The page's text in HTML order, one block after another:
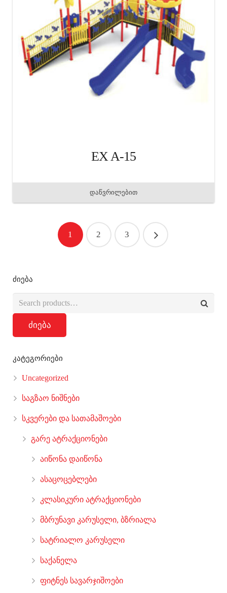
EX A-15
დაწვრილებით
1 2 3
ძიება
ძიება
კატეგორიები
Uncategorized
საგზაო ნიშნები
სკვერები და სათამაშოები
გარე ატრაქციონები
აიწონა დაიწონა
ასაცოცებლები
კლასიკური ატრაქციონები
მბრუნავი კარუსელი, ბზრიალა
სატრიალო კარუსელი
საქანელა
ფიტნეს სავარჯიშოები